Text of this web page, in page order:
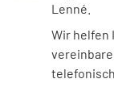
Lenné.
Wir helfen